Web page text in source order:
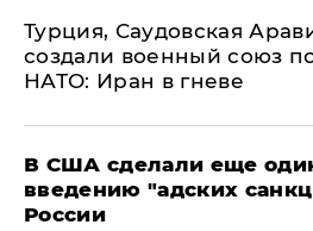
Турция, Саудовская
создали военный союз
НАТО: Иран в гневе
В США сделали еще
введению "адских
России